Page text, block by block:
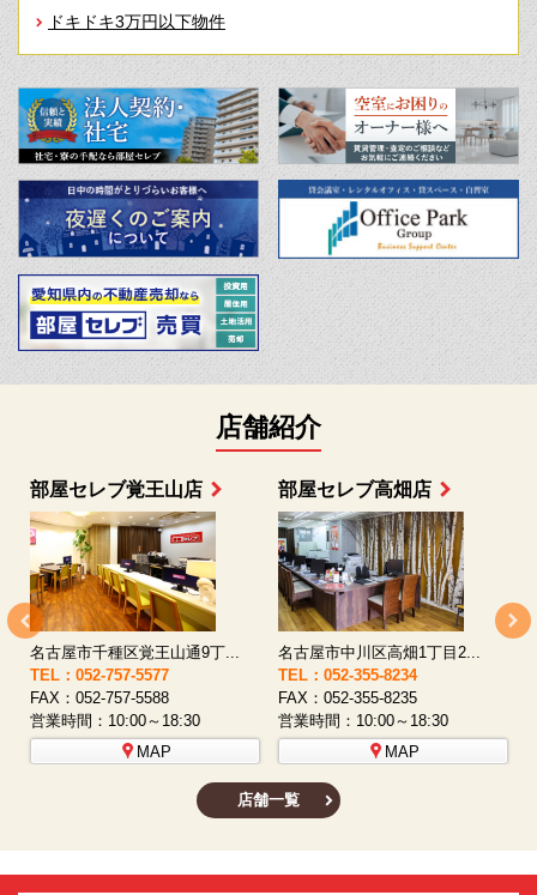
ドキドキ3万円以下物件
店舗紹介
部屋セレブ上小田井店
名古屋市西区八筋町277 ...
TEL：052-508-5933
FAX：052-508-5930
営業時間：10:00～18:30
MAP
部屋セレブ中村店
名古屋市中村区太閤通9-1...
TEL：052-481-0853
FAX：052-481-3587
営業時間：10:00～18:30
MAP
店舗一覧